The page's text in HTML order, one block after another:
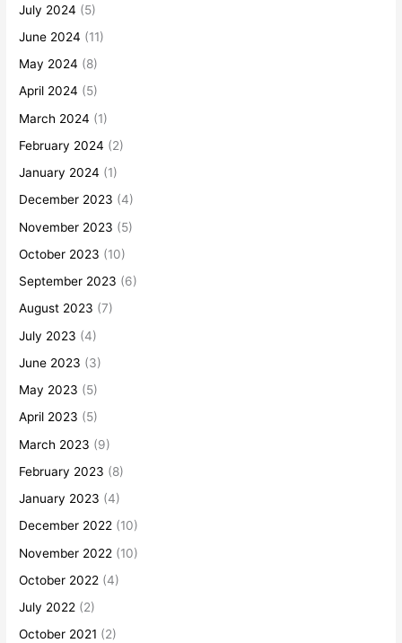
July 2024 (5)
June 2024 (11)
May 2024 (8)
April 2024 (5)
March 2024 (1)
February 2024 (2)
January 2024 (1)
December 2023 (4)
November 2023 (5)
October 2023 (10)
September 2023 (6)
August 2023 (7)
July 2023 (4)
June 2023 (3)
May 2023 (5)
April 2023 (5)
March 2023 (9)
February 2023 (8)
January 2023 (4)
December 2022 (10)
November 2022 (10)
October 2022 (4)
July 2022 (2)
October 2021 (2)